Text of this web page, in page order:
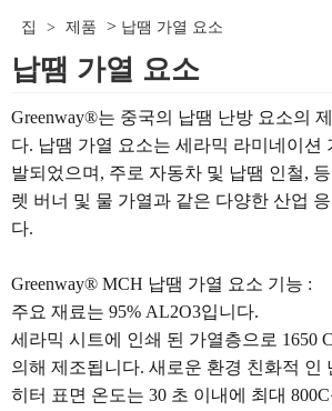
집 > 제품 > 납땜 가열 요소
납땜 가열 요소
Greenway®는 중국의 납땜 난방 요소의
다. 납땜 가열 요소는 세라믹 라미네이션
발되었으며, 주로 자동차 및 납땜 인철,
렛 버너 및 물 가열과 같은 다양한 산업
다.
Greenway® MCH 납땜 가열 요소 기능 :
주요 재료는 95% AL2O3입니다.
세라믹 시트에 인쇄 된 가열층으로 1650
의해 제조됩니다. 새로운 환경 친화적 인
히터 표면 온도는 30 초 이내에 최대